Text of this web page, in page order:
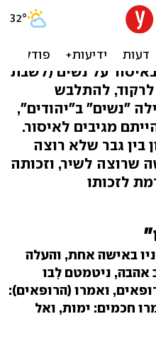
הן
על נשים (לשבת
להתלבש
"נשים" ב"יהודים",
מגיבים לאיסור.
בין גבר שלא רוצה
שרוצה לשיר, וזכותה
לזכותו
באישה אחת, והעלה
אהבה, ניטמטם לִבו
ואמרו (הרופאים):
חכמים: ימות, ואל